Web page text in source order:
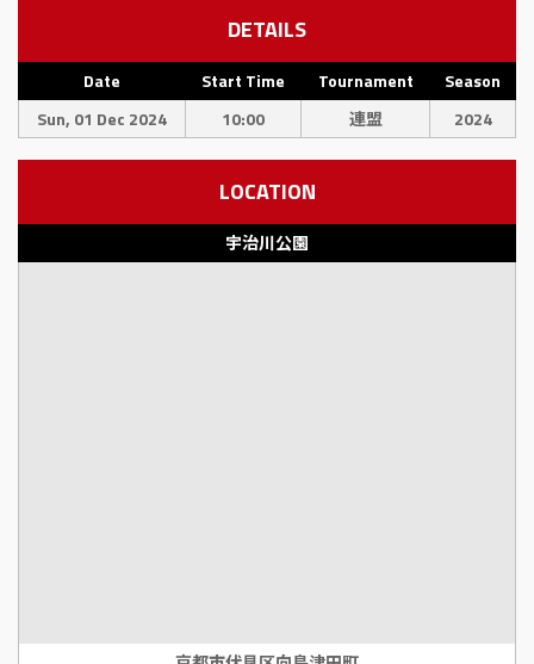
DETAILS
Date Start Time Tournament
Season
Sun, 01 Dec 2024
10:00 連盟 2024
LOCATION
宇治川公園